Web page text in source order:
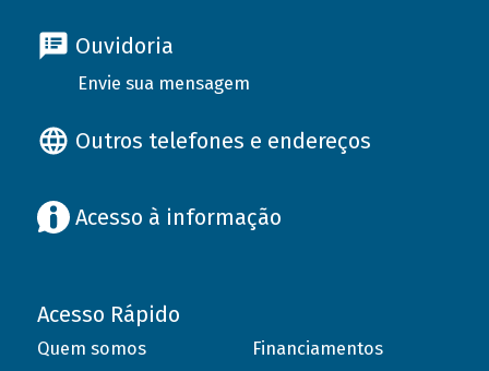
Ouvidoria
Envie sua mensagem
Outros telefones e endereços
Acesso à informação
Acesso Rápido
Quem somos
Financiamentos